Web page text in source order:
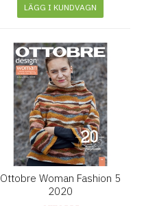
LÄGG I KUNDVAGN
Ottobre Woman Fashion 5
2020